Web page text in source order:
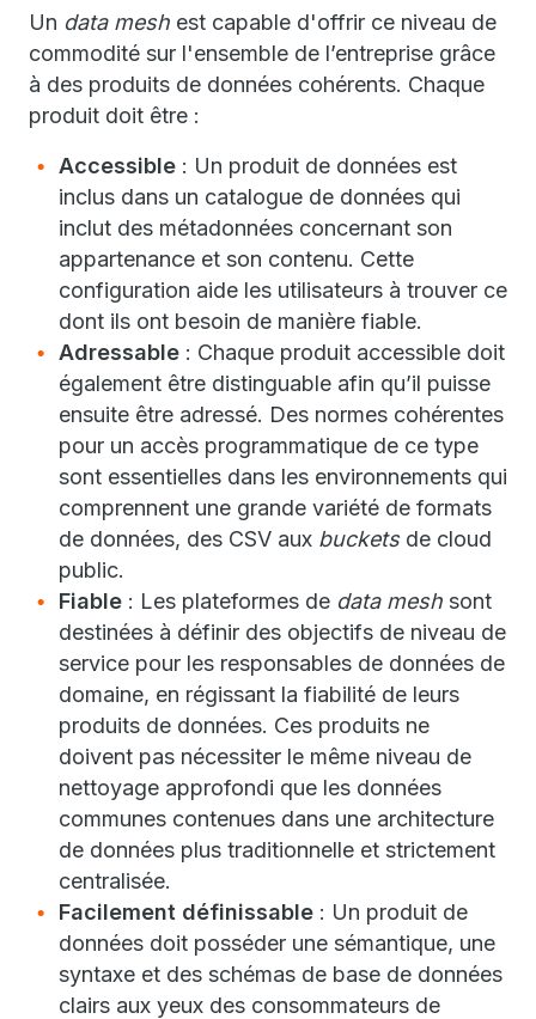
Un data mesh est capable d'offrir ce niveau de
commodité sur l'ensemble de l’entreprise grâce
à des produits de données cohérents. Chaque
produit doit être :
Accessible : Un produit de données est
inclus dans un catalogue de données qui
inclut des métadonnées concernant son
appartenance et son contenu. Cette
configuration aide les utilisateurs à trouver ce
dont ils ont besoin de manière fiable.
Adressable : Chaque produit accessible doit
également être distinguable afin qu’il puisse
ensuite être adressé. Des normes cohérentes
pour un accès programmatique de ce type
sont essentielles dans les environnements qui
comprennent une grande variété de formats
de données, des CSV aux bucketsde cloud
public.
Fiable : Les plateformes de data mesh sont
destinées à définir des objectifs de niveau de
service pour les responsables de données de
domaine, en régissant la fiabilité de leurs
produits de données. Ces produits ne
doivent pas nécessiter le même niveau de
nettoyage approfondi que les données
communes contenues dans une architecture
de données plus traditionnelle et strictement
centralisée.
Facilement définissable : Un produit de
données doit posséder une sémantique, une
syntaxe et des schémas de base de données
clairs aux yeux des consommateurs de